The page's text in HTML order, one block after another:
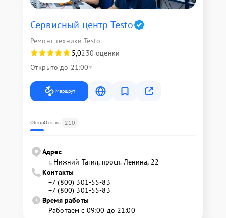
Сервисный центр Testo
Ремонт техники Testo
5,0230 оценки
Открыто до 21:00
Маршрут
ОбзорОтзывы 210
Адрес
г. Нижний Тагил, просп. Ленина, 22
Контакты
+7 (800) 301-55-83
+7 (800) 301-55-83
Время работы
Работаем с 09:00 до 21:00